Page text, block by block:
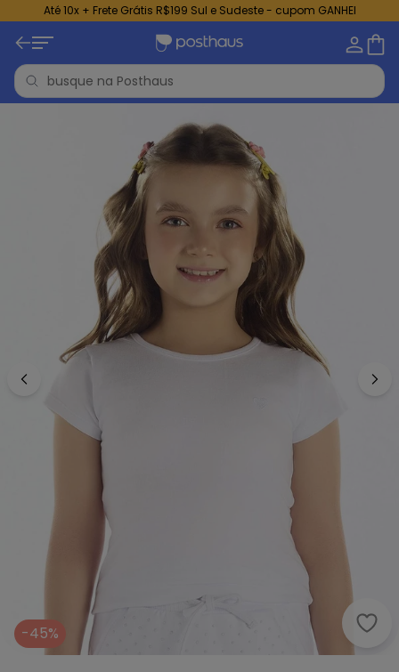
Até 10x + Frete Grátis R$199 Sul e Sudeste - cupom GANHEI
-45%